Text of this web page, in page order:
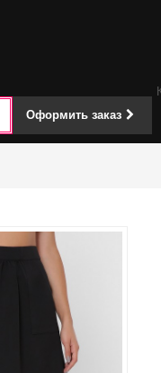
Оформить заказ
Toggle